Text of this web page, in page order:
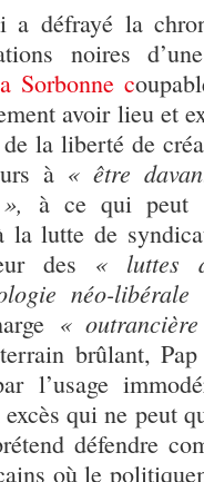
a défrayé la
noires
Sorbonne c
avoir lieu et
la liberté de
à « être
à ce qui peut
la lutte de
des « luttes
néo-
«
brûlant,
l’usage
qui ne peut
défendre
où le